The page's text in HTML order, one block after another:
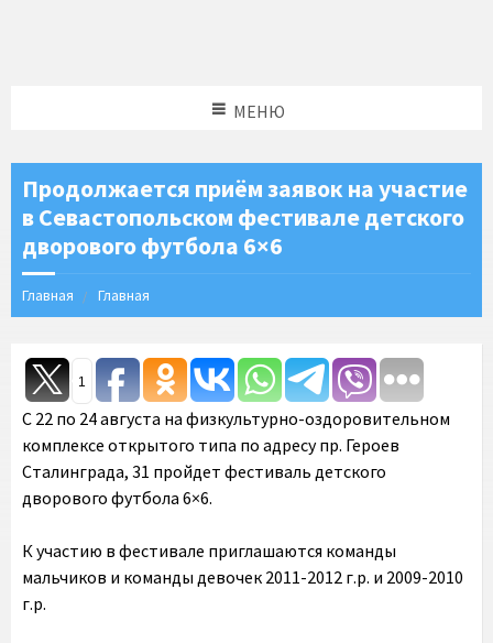
МЕНЮ
Продолжается приём заявок на участие
в Севастопольском фестивале детского
дворового футбола 6×6
Главная Главная
1
С 22 по 24 августа на физкультурно-оздоровительном
комплексе открытого типа по адресу пр. Героев
Сталинграда, 31 пройдет фестиваль детского
дворового футбола 6×6.
К участию в фестивале приглашаются команды
мальчиков и команды девочек 2011-2012 г.р. и 2009-2010
г.р.